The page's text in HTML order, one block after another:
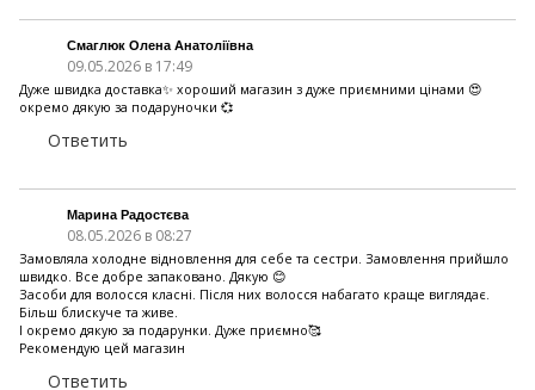
Смаглюк Олена Анатоліївна
09.05.2026 в 17:49
Дуже швидка доставка✨ хороший магазин з дуже приємними цінами 😍
окремо дякую за подаруночки 💞
Ответить
Марина Радостєва
08.05.2026 в 08:27
Замовляла холодне відновлення для себе та сестри. Замовлення прийшло
швидко. Все добре запаковано. Дякую 😊
Засоби для волосся класні. Після них волосся набагато краще виглядає.
Більш блискуче та живе.
І окремо дякую за подарунки. Дуже приємно🥰
Рекомендую цей магазин
Ответить